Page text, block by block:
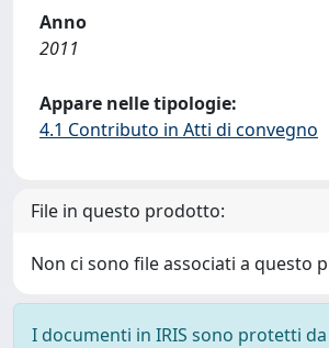
Anno
2011
Appare nelle tipologie:
4.1 Contributo in Atti di convegno
File in questo prodotto:
Non ci sono file associati a questo
I documenti in IRIS sono protetti